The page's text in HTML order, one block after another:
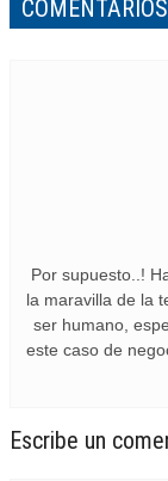
COMENTARIOS
Por supuesto..!
la maravilla de la
ser humano,
este caso de
Escribe un